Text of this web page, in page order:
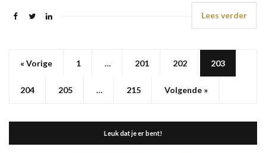
Lees verder
« Vorige 1 … 201 202 203
204 205 … 215 Volgende »
Leuk dat je er bent!